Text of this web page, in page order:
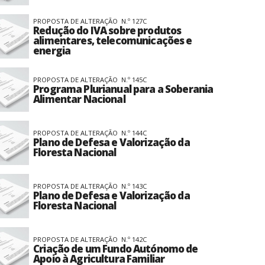
PROPOSTA DE ALTERAÇÃO N.º 127C
Redução do IVA sobre produtos
alimentares, telecomunicações e
energia
PROPOSTA DE ALTERAÇÃO N.º 145C
Programa Plurianual para a Soberania
Alimentar Nacional
PROPOSTA DE ALTERAÇÃO N.º 144C
Plano de Defesa e Valorização da
Floresta Nacional
PROPOSTA DE ALTERAÇÃO N.º 143C
Plano de Defesa e Valorização da
Floresta Nacional
PROPOSTA DE ALTERAÇÃO N.º 142C
Criação de um Fundo Autónomo de
Apoio à Agricultura Familiar